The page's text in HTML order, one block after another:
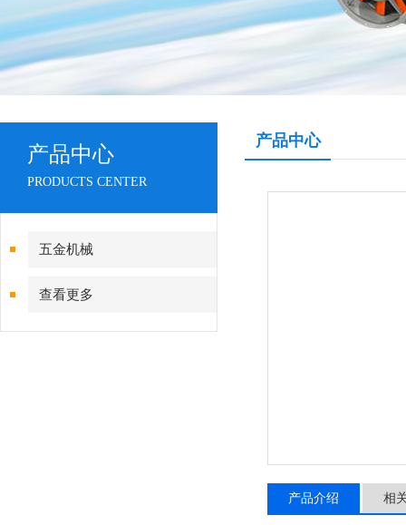
产品中心
PRODUCTS CENTER
五金机械
查看更多
产品中心
产品介绍 相